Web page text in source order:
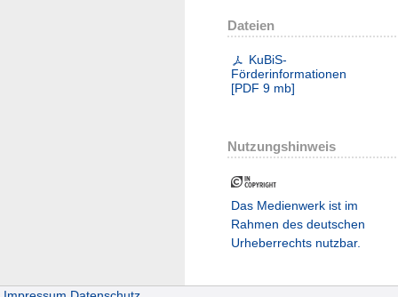
Dateien
KuBiS-
Förderinformationen
[PDF 9 mb]
Nutzungshinweis
Das Medienwerk ist im
Rahmen des deutschen
Urheberrechts nutzbar.